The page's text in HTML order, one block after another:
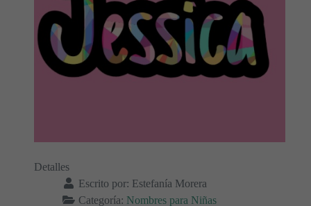
Detalles
Escrito por: Estefanía Morera
Categoría: Nombres para Niñas